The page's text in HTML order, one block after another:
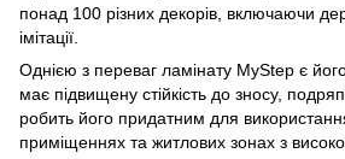
понад 100 різних декорів, включаючи
імітації.
Однією з переваг ламінату MyStep є
має підвищену стійкість до зносу,
робить його придатним для
приміщеннях та житлових зонах з